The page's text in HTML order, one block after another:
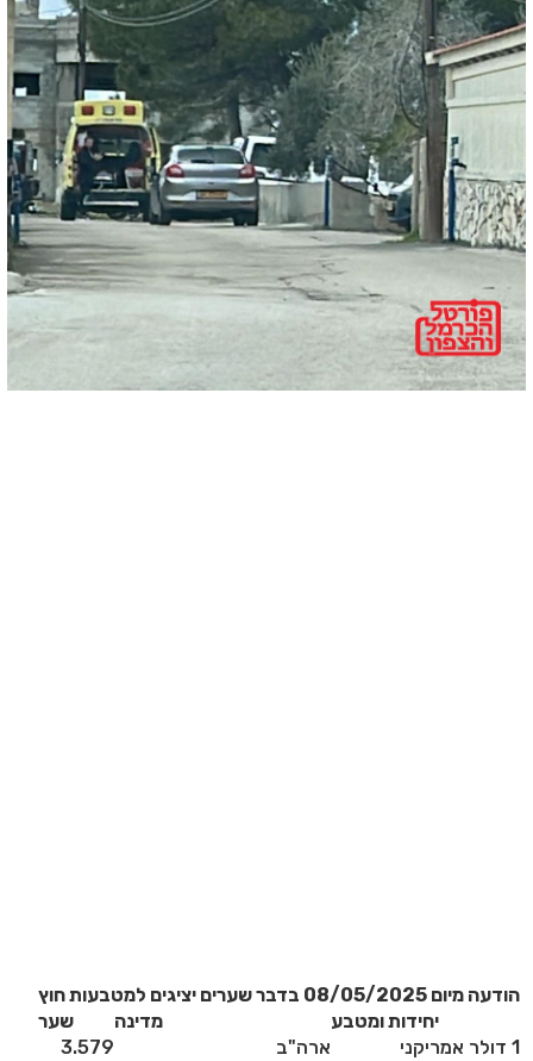
הודעה מיום 08/05/2025 בדבר שערים יציגים למטבעות חוץ
יחידות ומטבע
מדינה
שער
ארה"ב
3.579